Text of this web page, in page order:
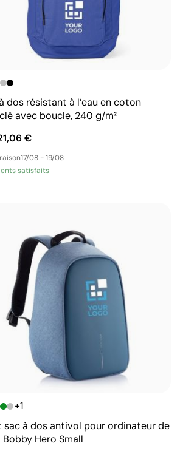
dos résistant à l’eau en coton
avec boucle, 240 g/m²
€
17/08 - 19/08
satisfaits
+1
sac à dos antivol pour ordinateur de
Bobby Hero Small